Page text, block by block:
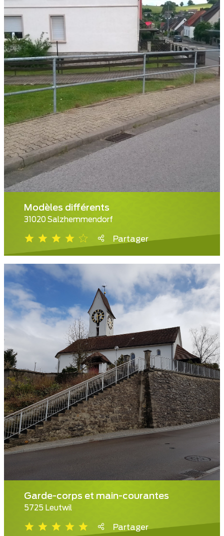
Modèles différents
31020 Salzhemmendorf
Partager
Garde-corps et main-courantes
5725 Leutwil
Partager